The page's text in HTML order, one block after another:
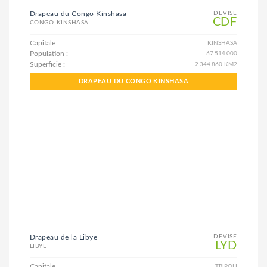
DEVISE
CDF
Drapeau du Congo Kinshasa
CONGO-KINSHASA
Capitale KINSHASA
Population : 67.514.000
Superficie : 2.344.860 KM2
DRAPEAU DU CONGO KINSHASA
DEVISE
LYD
Drapeau de la Libye
LIBYE